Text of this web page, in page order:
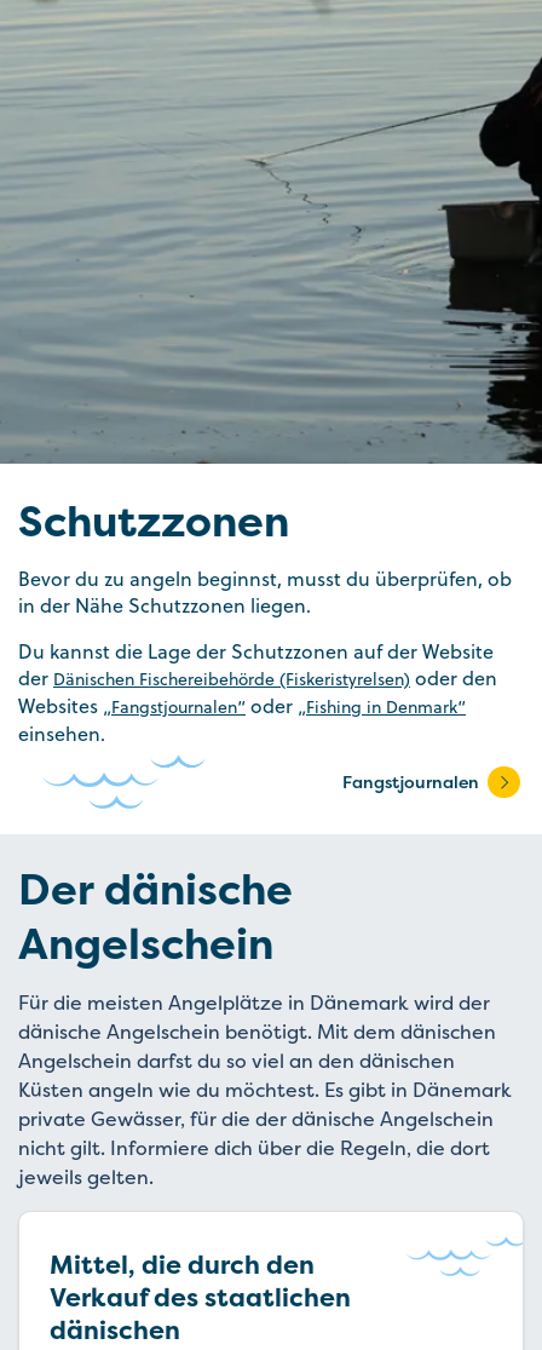
Schutzzonen
Bevor du zu angeln beginnst, musst du überprüfen, ob
in der Nähe Schutzzonen liegen.
Du kannst die Lage der Schutzzonen auf der Website
der Dänischen Fischereibehörde (Fiskeristyrelsen) oder den
Websites „Fangstjournalen“ oder „Fishing in Denmark“
einsehen.
Fangstjournalen
Der dänische
Angelschein
Für die meisten Angelplätze in Dänemark wird der
dänische Angelschein benötigt. Mit dem dänischen
Angelschein darfst du so viel an den dänischen
Küsten angeln wie du möchtest. Es gibt in Dänemark
private Gewässer, für die der dänische Angelschein
nicht gilt. Informiere dich über die Regeln, die dort
jeweils gelten.
Mittel, die durch den
Verkauf des staatlichen
dänischen